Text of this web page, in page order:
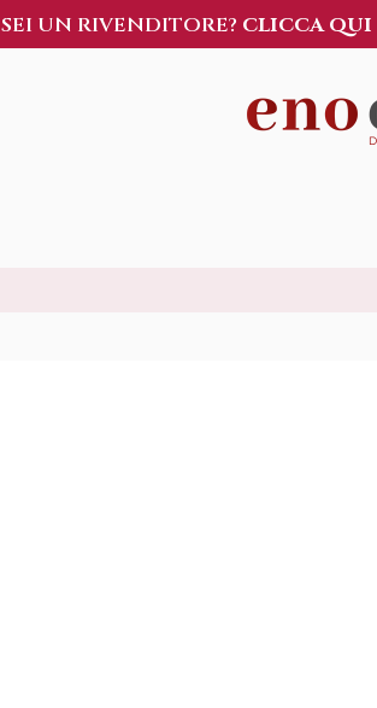
SEI UN RIVENDITORE? CLICCA QUI